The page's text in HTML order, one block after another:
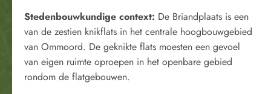
Stedenbouwkundige context: De Briandplaats is een
van de zestien knikflats in het centrale hoogbouwgebied
van Ommoord. De geknikte flats moesten een gevoel
van eigen ruimte oproepen in het openbare gebied
rondom de flatgebouwen.